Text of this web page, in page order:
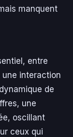
manquent
entre
interaction
de
une
oscillant
ceux qui